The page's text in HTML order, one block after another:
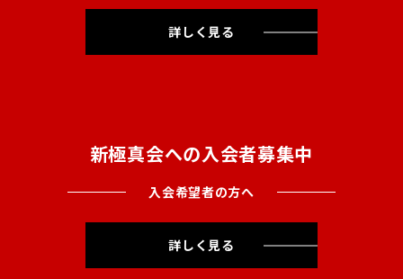
詳しく見る
新極真会への入会者募集中
入会希望者の方へ
詳しく見る